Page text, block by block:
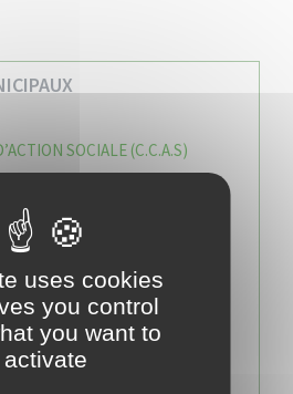
SOCIALE (C.C.A.S)
TECHNIQUES
ET MOYENS
URBAIN DURABL
uses cookies
you control
you want to
activate